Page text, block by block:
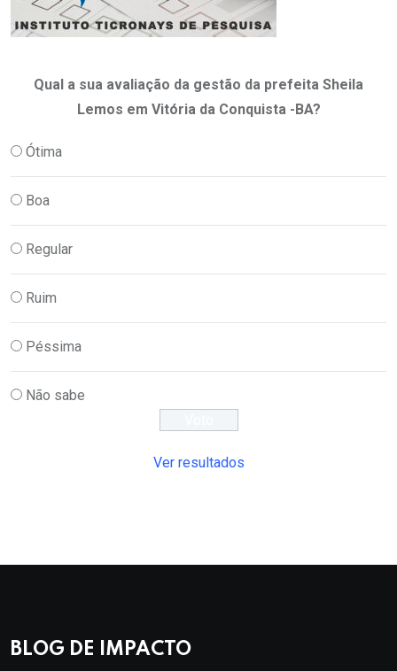
Qual a sua avaliação da gestão da prefeita Sheila
Lemos em Vitória da Conquista -BA?
Ótima
Boa
Regular
Ruim
Péssima
Não sabe
Ver resultados
BLOG DE IMPACTO